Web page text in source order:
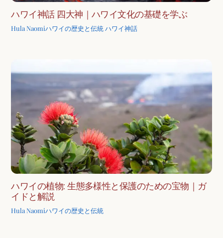
ハワイ神話 四大神｜ハワイ文化の基礎を学ぶ
Hula Naomiハワイの歴史と伝統 ハワイ神話
ハワイの植物: 生態多様性と保護のための宝物｜ガ
イドと解説
Hula Naomiハワイの歴史と伝統